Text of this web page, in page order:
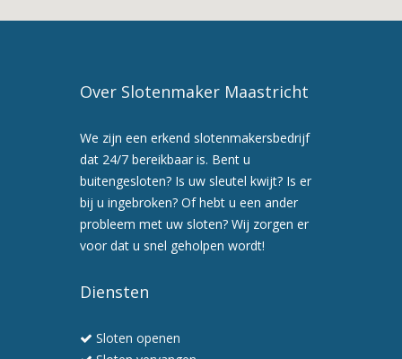
Slotenmaker
afspraak
preventiebezoek
professioneel
Over Slotenmaker Maastricht
We zijn een erkend slotenmakersbedrijf
dat 24/7 bereikbaar is. Bent u
buitengesloten? Is uw sleutel kwijt? Is er
bij u ingebroken? Of hebt u een ander
probleem met uw sloten? Wij zorgen er
voor dat u snel geholpen wordt!
Diensten
Sloten openen